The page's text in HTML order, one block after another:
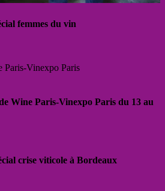
femmes du vin
Paris-Vinexpo Paris
Wine Paris-Vinexpo Paris du 13 au
crise viticole à Bordeaux